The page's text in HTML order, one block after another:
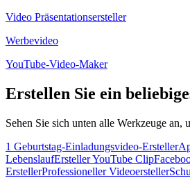
Video Präsentationsersteller
Werbevideo
YouTube-Video-Maker
Erstellen Sie ein
Sehen Sie sich unten alle Werkzeuge an,
1 Geburtstag-Einladungsvideo-Ersteller
LebenslaufErsteller YouTube Clip
ErstellerProfessioneller Videoersteller